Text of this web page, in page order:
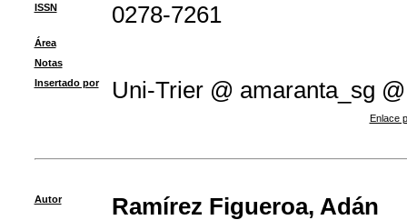
ISSN
0278-7261
Área
Notas
Insertado por
Uni-Trier @ amaranta_sg @
Enlace
Autor Ramírez Figueroa, Adán